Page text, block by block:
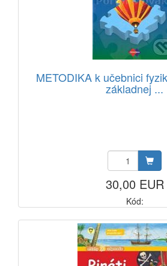
METODIKA k učebnici
základnej ...
30,00 EUR
Kód: